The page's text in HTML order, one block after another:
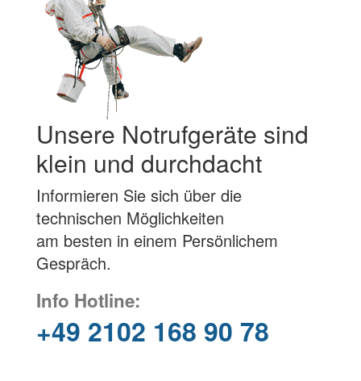
Unsere Notrufgeräte sind
klein und durchdacht
Informieren Sie sich über die
technischen Möglichkeiten
am besten in einem Persönlichem
Gespräch.
Info Hotline:
+49 2102 168 90 78